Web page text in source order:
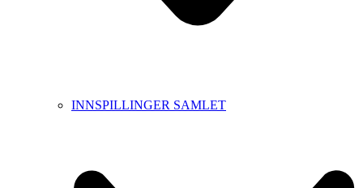
INNSPILLINGER SAMLET